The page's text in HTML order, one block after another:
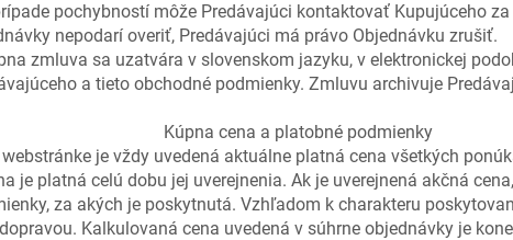
pochybností môže Predávajúci kontaktovať Kupujúceho
nepodarí overiť, Predávajúci má právo Objednávku zrušiť.
zmluva sa uzatvára v slovenskom jazyku, v elektronickej
a tieto obchodné podmienky. Zmluvu archivuje
Kúpna cena a platobné podmienky
je vždy uvedená aktuálne platná cena všetkých
je platná celú dobu jej uverejnenia. Ak je uverejnená akčná
za akých je poskytnutá. Vzhľadom k charakteru
Kalkulovaná cena uvedená v súhrne objednávky je